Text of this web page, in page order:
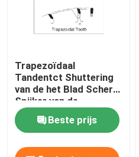
Trapezoïdaal
Tandentct Shuttering
van de het Blad Scherp
Spijker van de
Bouwzaag Materiaal
Beste prijs